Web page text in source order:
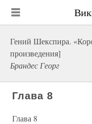
Гений Шекспира.
произведения]
Брандес Георг
Глава 8
Глава 8